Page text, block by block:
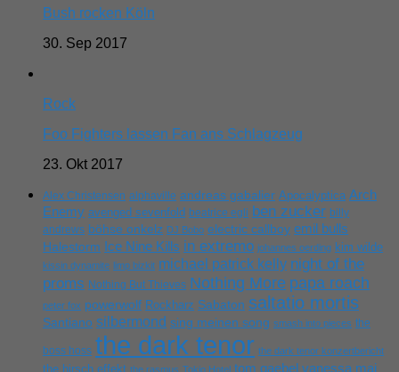
Bush rocken Köln
30. Sep 2017
Rock
Foo Fighters lassen Fan ans Schlagzeug
23. Okt 2017
Alex Christensen alphaville andreas gabalier Apocalyptica Arch
Enemy avenged sevenfold beatrice egli ben zucker billy
andrews böhse onkelz DJ Bobo electric callboy emil bulls
Halestorm Ice Nine Kills in extremo johannes oerding kim wilde
kissin dynamite limp bizkit michael patrick kelly night of the
proms Nothing But Thieves Nothing More papa roach
peter fox powerwolf Rockharz Sabaton saltatio mortis
Santiano silbermond sing meinen song smash into pieces the
boss hoss the dark tenor the dark tenor konzertbericht
the hirsch effekt the rasmus Tokio Hotel tom gaebel vanessa mai